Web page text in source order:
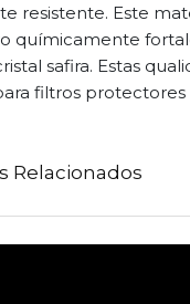
resistente. Este
químicamente
safira. Estas
filtros protectores
Relacionados